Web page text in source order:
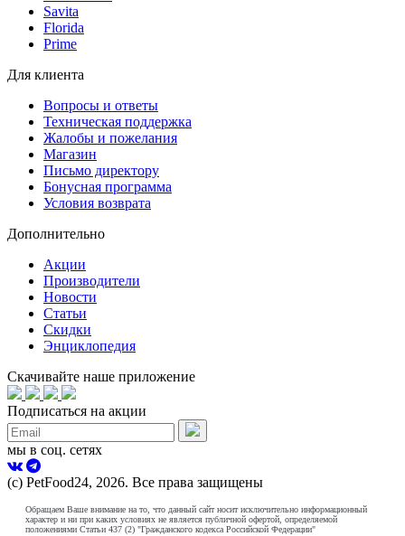
Savita
Florida
Prime
Для клиента
Вопросы и ответы
Техническая поддержка
Жалобы и пожелания
Магазин
Письмо директору
Бонусная программа
Условия возврата
Дополнительно
Акции
Производители
Новости
Статьи
Скидки
Энциклопедия
Скачивайте наше приложение
Подписаться на акции
мы в соц. сетях
(с) PetFood24, 2026. Все права защищены
Обращаем Ваше внимание на то, что данный сайт носит исключительно информационный
характер и ни при каких условиях не является публичной офертой, определяемой
положениями Статьи 437 (2) "Гражданского кодекса Российской Федерации"